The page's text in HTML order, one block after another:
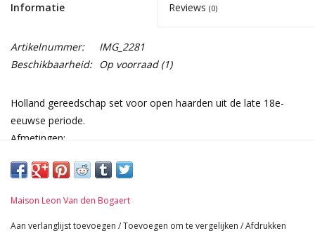
Informatie Reviews (0)
Artikelnummer:
IMG_2281
Beschikbaarheid: Op voorraad(1)
Holland gereedschap set voor open haarden uit de late 18e-
eeuwse periode.
Afmetingen:
1,55 Kg
Maison Leon Van den Bogaert
Aan verlanglijst toevoegen /Toevoegen om te vergelijken /Afdrukken